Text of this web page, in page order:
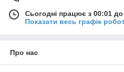
Сьогодні працює з 00:01
Показати весь графік
Про нас